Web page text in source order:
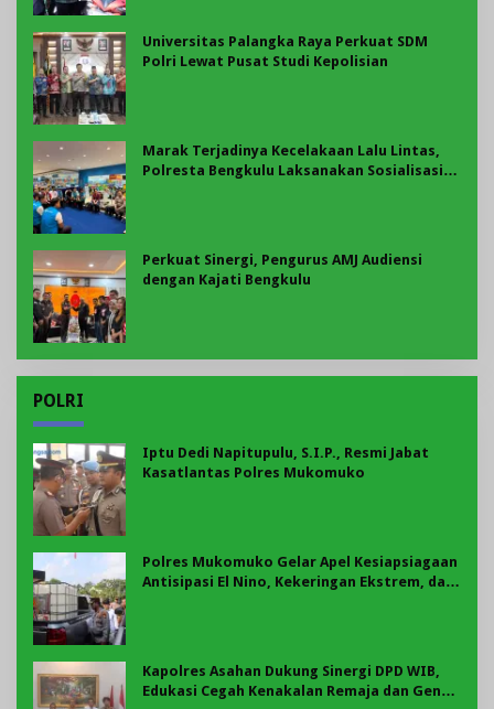
Universitas Palangka Raya Perkuat SDM
Polri Lewat Pusat Studi Kepolisian
Marak Terjadinya Kecelakaan Lalu Lintas,
Polresta Bengkulu Laksanakan Sosialisasi
Perkuat Sinergi, Pengurus AMJ Audiensi
dengan Kajati Bengkulu
POLRI
Iptu Dedi Napitupulu, S.I.P., Resmi Jabat
Kasatlantas Polres Mukomuko
Polres Mukomuko Gelar Apel Kesiapsiagaan
Antisipasi El Nino, Kekeringan Ekstrem, dan
Kapolres Asahan Dukung Sinergi DPD WIB,
Edukasi Cegah Kenakalan Remaja dan Geng